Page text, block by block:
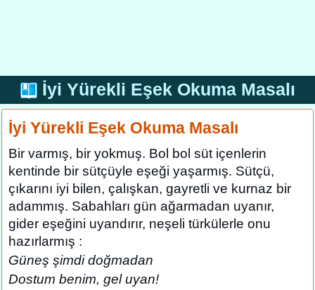
İyi Yürekli Eşek Okuma Masalı
İyi Yürekli Eşek Okuma Masalı
Bir varmış, bir yokmuş. Bol bol süt içenlerin
kentinde bir sütçüyle eşeği yaşarmış. Sütçü,
çıkarını iyi bilen, çalışkan, gayretli ve kurnaz bir
adammış. Sabahları gün ağarmadan uyanır,
gider eşeğini uyandırır, neşeli türkülerle onu
hazırlarmış :
Güneş şimdi doğmadan
Dostum benim, gel uyan!